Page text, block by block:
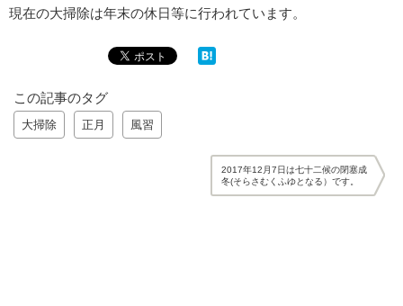
現在の大掃除は年末の休日等に行われています。
この記事のタグ
大掃除 正月 風習
2017年12月7日は七十二候の閉塞成
冬(そらさむくふゆとなる）です。